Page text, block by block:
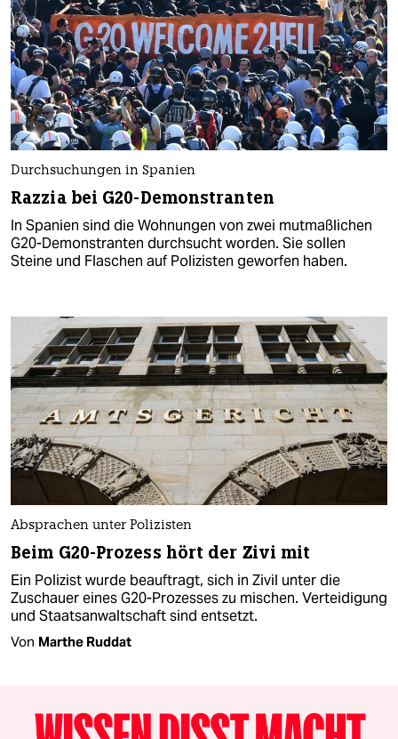
Durchsuchungen in Spanien
Razzia bei G20-Demonstranten
In Spanien sind die Wohnungen von zwei mutmaßlichen
G20-Demonstranten durchsucht worden. Sie sollen
Steine und Flaschen auf Polizisten geworfen haben.
Absprachen unter Polizisten
Beim G20-Prozess hört der Zivi mit
Ein Polizist wurde beauftragt, sich in Zivil unter die
Zuschauer eines G20-Prozesses zu mischen. Verteidigung
und Staatsanwaltschaft sind entsetzt.
Von Marthe Ruddat